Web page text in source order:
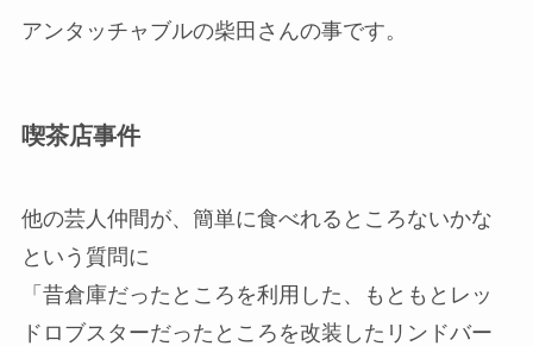
アンタッチャブルの柴田さんの事です。
喫茶店事件
他の芸人仲間が、簡単に食べれるところないかな
という質問に
「昔倉庫だったところを利用した、もともとレッ
ドロブスターだったところを改装したリンドバー